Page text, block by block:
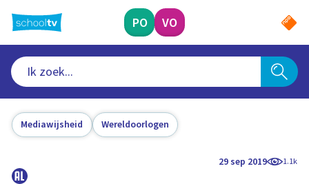
naar
hoofdinhoud
PO VO
Mediawijsheid Wereldoorlogen
29 sep 2019 1.1k